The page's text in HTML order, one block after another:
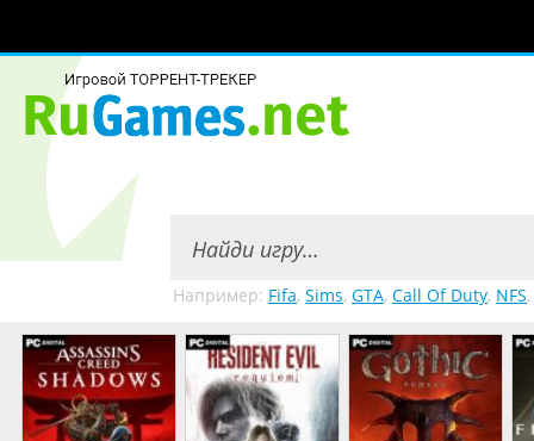
Например: Fifa, Sims, GTA, Call Of Duty, NFS,